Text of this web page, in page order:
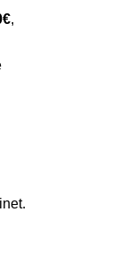
,